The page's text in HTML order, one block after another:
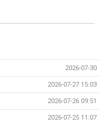
2026-07-30
2026-07-27 15:03
2026-07-26 09:51
2026-07-25 11:07